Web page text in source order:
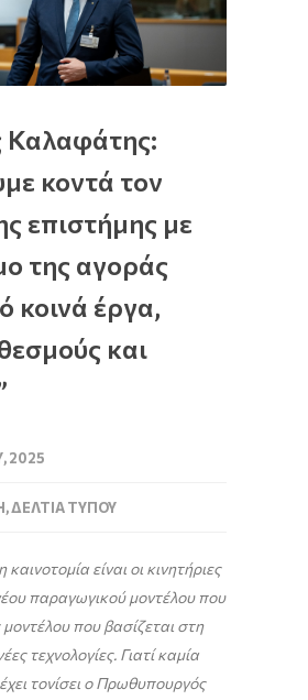
Καλαφάτης:
κοντά τον
επιστήμης με
της αγοράς
κοινά έργα,
και
2025
,ΔΕΛΤΊΑ ΤΎΠΟΥ
είναι οι κινητήριες
παραγωγικού μοντέλου που
μοντέλου που βασίζεται στη
τεχνολογίες. Γιατί καμία
τονίσει ο Πρωθυπουργός